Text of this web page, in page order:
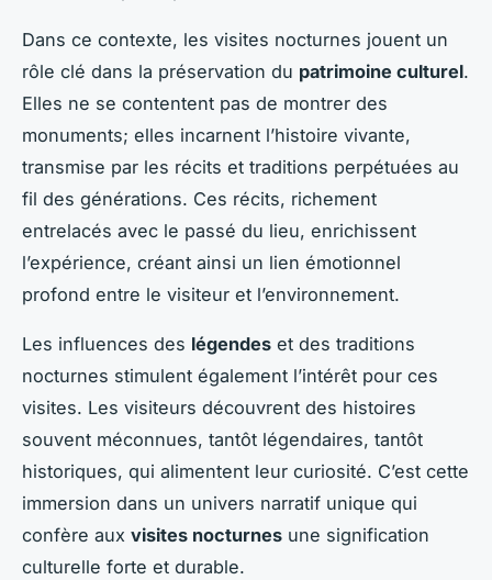
Dans ce contexte, les visites nocturnes jouent un
rôle clé dans la préservation du patrimoine culturel.
Elles ne se contentent pas de montrer des
monuments; elles incarnent l’histoire vivante,
transmise par les récits et traditions perpétuées au
fil des générations. Ces récits, richement
entrelacés avec le passé du lieu, enrichissent
l’expérience, créant ainsi un lien émotionnel
profond entre le visiteur et l’environnement.
Les influences des légendes et des traditions
nocturnes stimulent également l’intérêt pour ces
visites. Les visiteurs découvrent des histoires
souvent méconnues, tantôt légendaires, tantôt
historiques, qui alimentent leur curiosité. C’est cette
immersion dans un univers narratif unique qui
confère aux visites nocturnes une signification
culturelle forte et durable.